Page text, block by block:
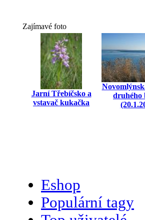
Zajímavé foto
Jarní Třebíčsko a
vstavač kukačka
druhého
Eshop
Populární tagy